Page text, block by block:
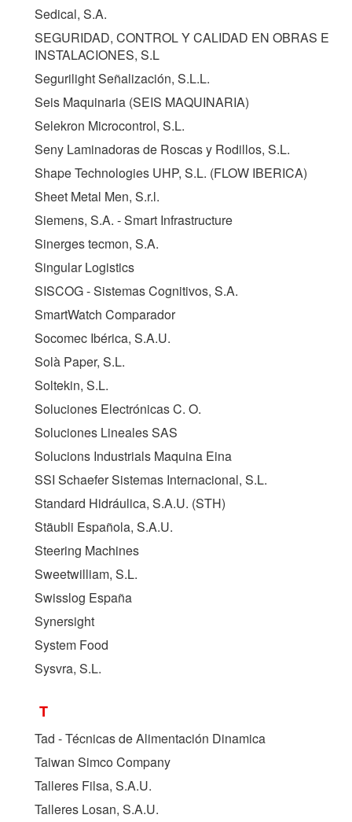
Sedical, S.A.
SEGURIDAD, CONTROL Y CALIDAD EN OBRAS E
INSTALACIONES, S.L
Segurilight Señalización, S.L.L.
Seis Maquinaria (SEIS MAQUINARIA)
Selekron Microcontrol, S.L.
Seny Laminadoras de Roscas y Rodillos, S.L.
Shape Technologies UHP, S.L. (FLOW IBERICA)
Sheet Metal Men, S.r.l.
Siemens, S.A. - Smart Infrastructure
Sinerges tecmon, S.A.
Singular Logistics
SISCOG - Sistemas Cognitivos, S.A.
SmartWatch Comparador
Socomec Ibérica, S.A.U.
Solà Paper, S.L.
Soltekin, S.L.
Soluciones Electrónicas C. O.
Soluciones Lineales SAS
Solucions Industrials Maquina Eina
SSI Schaefer Sistemas Internacional, S.L.
Standard Hidráulica, S.A.U. (STH)
Stäubli Española, S.A.U.
Steering Machines
Sweetwilliam, S.L.
Swisslog España
Synersight
System Food
Sysvra, S.L.
T
Tad - Técnicas de Alimentación Dinamica
Taiwan Simco Company
Talleres Filsa, S.A.U.
Talleres Losan, S.A.U.